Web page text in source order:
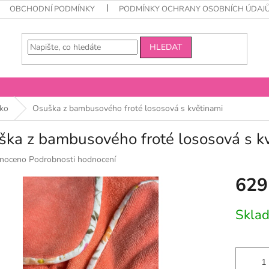
OBCHODNÍ PODMÍNKY PODMÍNKY OCHRANY OSOBNÍCH
HLEDAT
Osuška z bambusového froté lososová s květinami
z bambusového froté lososová s
Podrobnosti hodnocení
cena: